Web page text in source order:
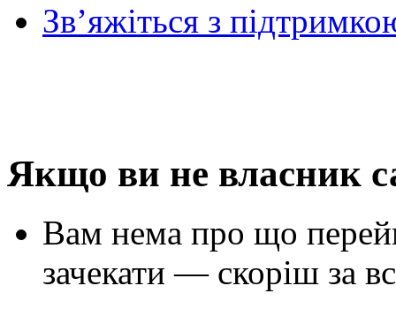
Зв’яжіться з
Якщо ви не власник
Вам нема про що
зачекати — скоріш за